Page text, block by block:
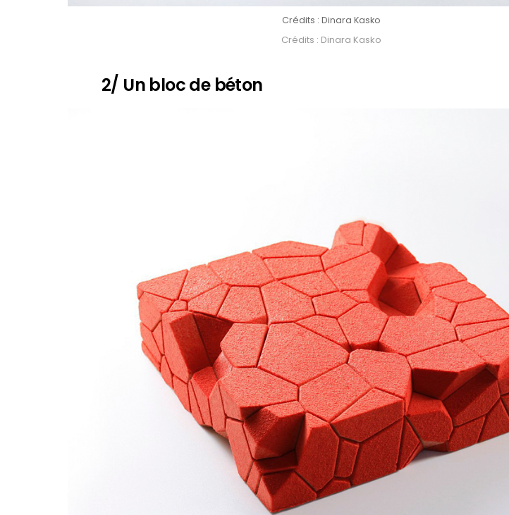
Crédits : Dinara Kasko
Crédits : Dinara Kasko
2/ Un bloc de béton